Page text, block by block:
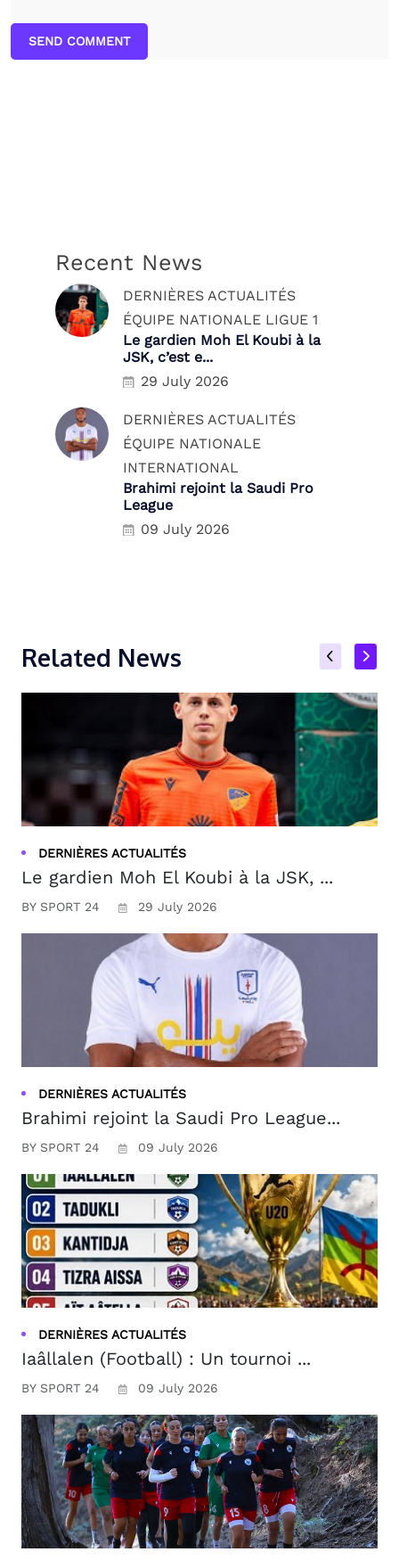
SEND COMMENT
Recent News
DERNIÈRES ACTUALITÉS
ÉQUIPE NATIONALE LIGUE 1
Le gardien Moh El Koubi à la
JSK, c’est e...
29 July 2026
DERNIÈRES ACTUALITÉS
ÉQUIPE NATIONALE
INTERNATIONAL
Brahimi rejoint la Saudi Pro
League
09 July 2026
Related News
DERNIÈRES ACTUALITÉS
Le gardien Moh El Koubi à la JSK, ...
BY SPORT 24 29 July 2026
DERNIÈRES ACTUALITÉS
Brahimi rejoint la Saudi Pro League...
BY SPORT 24 09 July 2026
DERNIÈRES ACTUALITÉS
Iaâllalen (Football) : Un tournoi ...
BY SPORT 24 09 July 2026